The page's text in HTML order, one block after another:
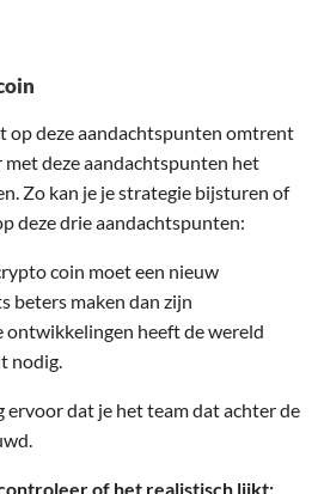
op deze aandachtspunten omtrent
deze aandachtspunten het
Zo kan je je strategie bijsturen of
deze drie aandachtspunten:
coin moet een nieuw
beters maken dan zijn
ontwikkelingen heeft de wereld
nodig.
ervoor dat je het team dat achter de
of het realistisch lijkt: